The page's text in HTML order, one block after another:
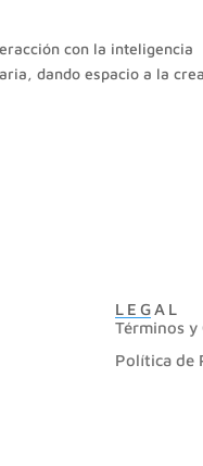
con la inteligencia
dando espacio a la
LEGAL
Términos y
Política de